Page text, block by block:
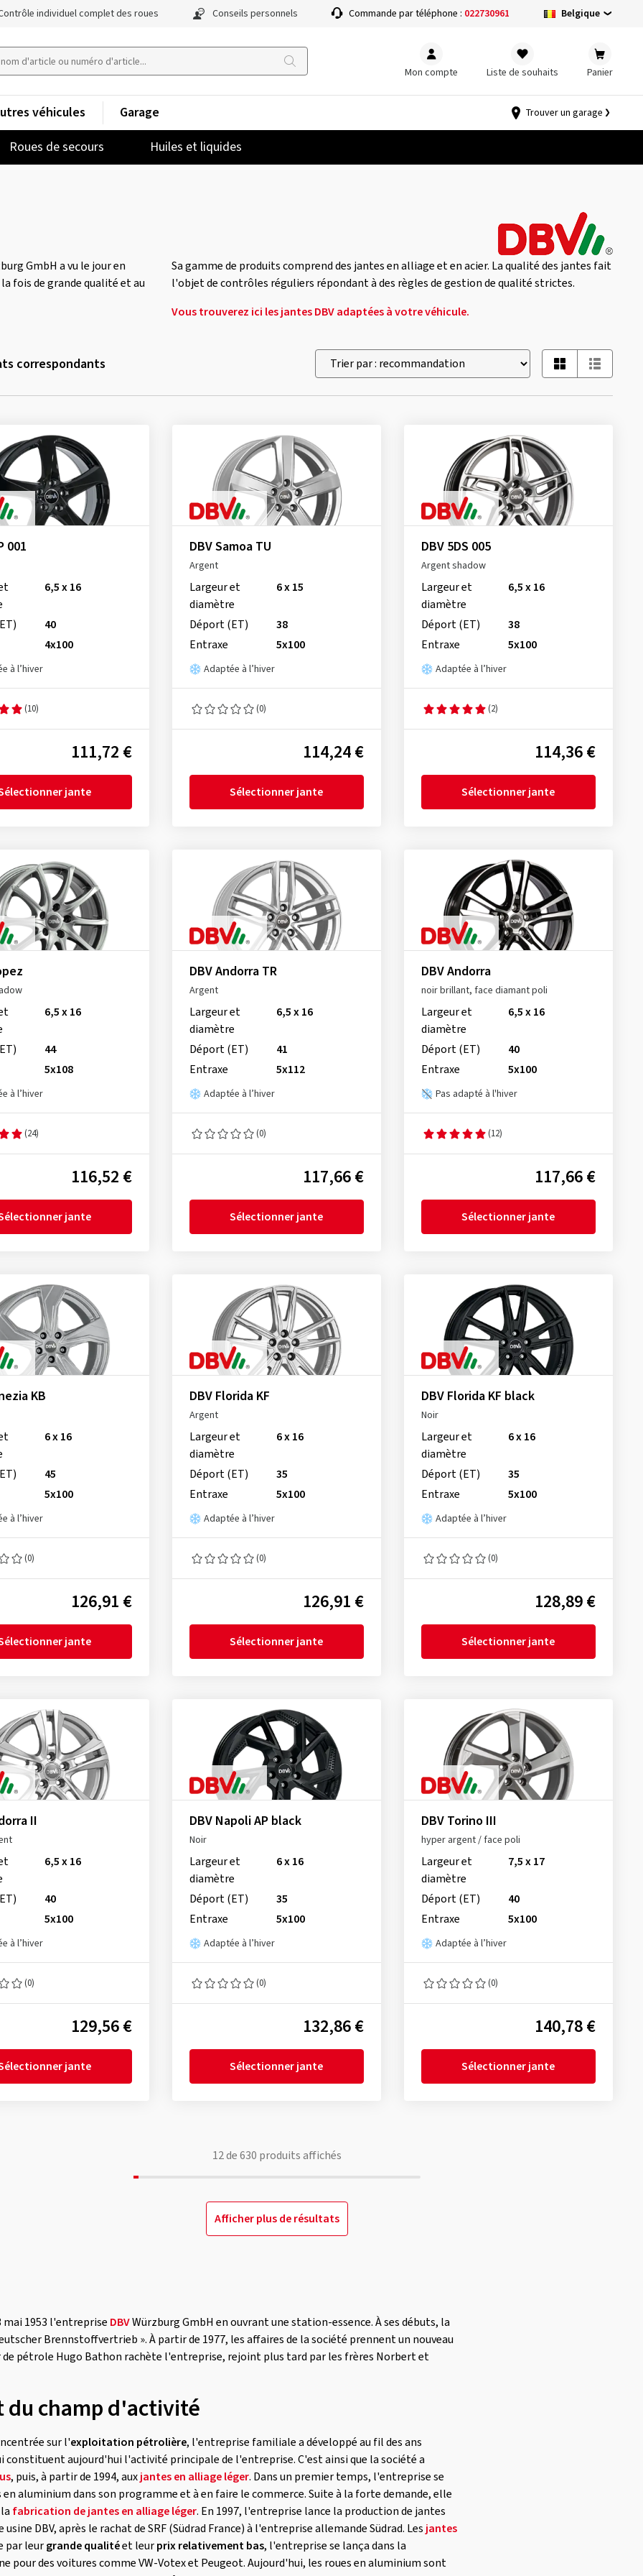
individuel complet des roues Conseils personnels Commande par téléphone : 022730961 Belgique
Mon compte Liste de souhaits Panier
Roues de secours Huiles et liquides
véhicules Garage Trouver un garage
GmbH a vu le jour en
fois de grande qualité et au
Sa gamme de produits comprend des jantes en alliage et en acier. La qualité des jantes fait
l'objet de contrôles réguliers répondant à des règles de gestion de qualité strictes.
Vous trouverez ici les jantes DBV adaptées à votre véhicule.
correspondants
001
6,5 x 16
40
4x100
à l’hiver
(10)
111,72 €
jante
DBV Samoa TU
Argent
Largeur et
diamètre
6 x 15
Déport (ET)
38
Entraxe
5x100
Adaptée à l’hiver
(0)
114,24 €
Sélectionner jante
DBV 5DS 005
Argent shadow
Largeur et
diamètre
6,5 x 16
Déport (ET)
38
Entraxe
5x100
Adaptée à l’hiver
(2)
114,36 €
Sélectionner jante
6,5 x 16
44
5x108
à l’hiver
(24)
116,52 €
jante
DBV Andorra TR
Argent
Largeur et
diamètre
6,5 x 16
Déport (ET)
41
Entraxe
5x112
Adaptée à l’hiver
(0)
117,66 €
Sélectionner jante
DBV Andorra
noir brillant, face diamant poli
Largeur et
diamètre
6,5 x 16
Déport (ET)
40
Entraxe
5x100
Pas adapté à l'hiver
(12)
117,66 €
Sélectionner jante
KB
6 x 16
45
5x100
à l’hiver
(0)
126,91 €
jante
DBV Florida KF
Argent
Largeur et
diamètre
6 x 16
Déport (ET)
35
Entraxe
5x100
Adaptée à l’hiver
(0)
126,91 €
Sélectionner jante
DBV Florida KF black
Noir
Largeur et
diamètre
6 x 16
Déport (ET)
35
Entraxe
5x100
Adaptée à l’hiver
(0)
128,89 €
Sélectionner jante
II
6,5 x 16
40
5x100
à l’hiver
(0)
129,56 €
jante
DBV Napoli AP black
Noir
Largeur et
diamètre
6 x 16
Déport (ET)
35
Entraxe
5x100
Adaptée à l’hiver
(0)
132,86 €
Sélectionner jante
DBV Torino III
hyper argent / face poli
Largeur et
diamètre
7,5 x 17
Déport (ET)
40
Entraxe
5x100
Adaptée à l’hiver
(0)
140,78 €
Sélectionner jante
12de630 produits affichés
Afficher plus de résultats
1953 l'entreprise DBVWürzburg GmbH en ouvrant une station-essence. À ses débuts, la
Brennstoffvertrieb ». À partir de 1977, les affaires de la société prennent un nouveau
pétrole Hugo Bathon rachète l'entreprise, rejoint plus tard par les frères Norbert et
du champ d'activité
sur l'exploitation pétrolière, l'entreprise familiale a développé au fil des ans
constituent aujourd'hui l'activité principale de l'entreprise. C'est ainsi que la société a
, puis, à partir de 1994, auxjantes en alliage léger. Dans un premier temps, l'entreprise se
aluminium dans son programme et à en faire le commerce. Suite à la forte demande, elle
fabrication de jantes en alliage léger. En 1997, l'entreprise lance la production de jantes
DBV, après le rachat de SRF (Südrad France) à l'entreprise allemande Südrad. Les jantes
par leurgrande qualitéet leurprix relativement bas, l'entreprise se lança dans la
pour des voitures comme VW-Votex et Peugeot. Aujourd'hui, les roues en aluminium sont